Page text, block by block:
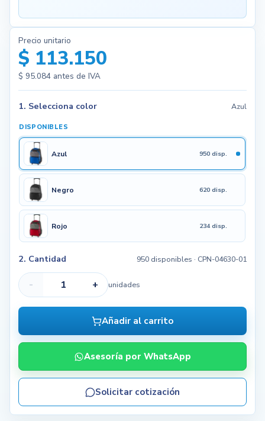
Precio unitario
$ 113.150
$ 95.084antes de IVA
1. Selecciona color Azul
DISPONIBLES
Azul 950 disp.
Negro 620 disp.
Rojo 234 disp.
2. Cantidad 950 disponibles · CPN-04630-01
- + unidades
Añadir al carrito
Asesoría por WhatsApp
Solicitar cotización